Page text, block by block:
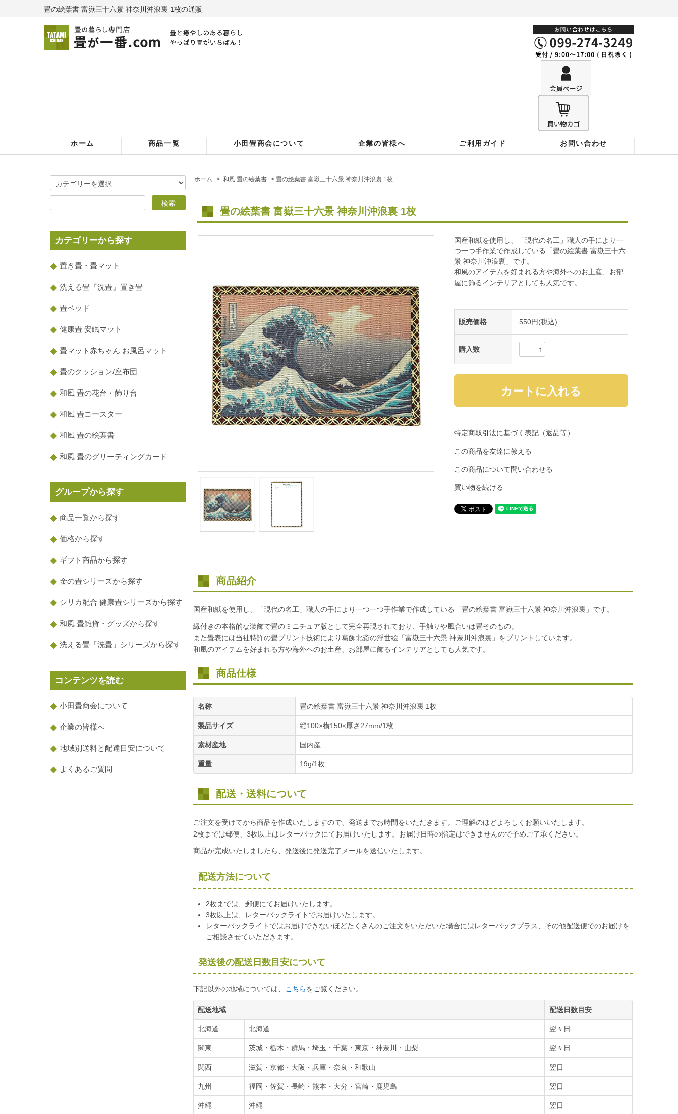
畳の絵葉書 富嶽三十六景 神奈川沖浪裏 1枚の通販
ホーム 商品一覧 小田畳商会について 企業の皆様へ ご利用ガイド お問い合わせ
ホーム > 和風 畳の絵葉書 > 畳の絵葉書 富嶽三十六景 神奈川沖浪裏 1枚
畳の絵葉書 富嶽三十六景 神奈川沖浪裏 1枚
国産和紙を使用し、「現代の名工」職人の手により一
つ一つ手作業で作成している「畳の絵葉書 富嶽三十六
景 神奈川沖浪裏」です。
和風のアイテムを好まれる方や海外へのお土産、お部
屋に飾るインテリアとしても人気です。
販売価格 550円(税込)
購入数
特定商取引法に基づく表記（返品等）
この商品を友達に教える
この商品について問い合わせる
買い物を続ける
商品紹介
国産和紙を使用し、「現代の名工」職人の手により一つ一つ手作業で作成している「畳の絵葉書 富嶽三十六景 神奈川沖浪裏」です。
縁付きの本格的な装飾で畳のミニチュア版として完全再現されており、手触りや風合いは畳そのもの。
また畳表には当社特許の畳プリント技術により葛飾北斎の浮世絵「富嶽三十六景 神奈川沖浪裏」をプリントしています。
和風のアイテムを好まれる方や海外へのお土産、お部屋に飾るインテリアとしても人気です。
商品仕様
名称 畳の絵葉書 富嶽三十六景 神奈川沖浪裏 1枚
製品サイズ 縦100×横150×厚さ27mm/1枚
素材産地 国内産
重量 19g/1枚
配送・送料について
ご注文を受けてから商品を作成いたしますので、発送までお時間をいただきます。ご理解のほどよろしくお願いいたします。
2枚までは郵便、3枚以上はレターパックにてお届けいたします。お届け日時の指定はできませんので予めご了承ください。
商品が完成いたしましたら、発送後に発送完了メールを送信いたします。
配送方法について
2枚までは、郵便にてお届けいたします。
3枚以上は、レターパックライトでお届けいたします。
レターパックライトではお届けできないほどたくさんのご注文をいただいた場合にはレターパックプラス、その他配送便でのお届けを
ご相談させていただきます。
発送後の配送日数目安について
下記以外の地域については、 こちらをご覧ください。
配送地域 配送日数目安
北海道 北海道 翌々日
関東 茨城・ 栃木 ・ 群馬・ 埼玉 ・ 千葉・ 東京・ 神奈川 ・ 山梨 翌々日
関西 滋賀 ・ 京都・ 大阪 ・ 兵庫・ 奈良 ・ 和歌山 翌日
九州 福岡 ・ 佐賀 ・ 長崎・ 熊本 ・ 大分・ 宮崎・ 鹿児島 翌日
沖縄 沖縄 翌日
カテゴリーから探す
置き畳・畳マット
洗える畳『洗畳』置き畳
畳ベッド
健康畳 安眠マット
畳マット赤ちゃん お風呂マット
畳のクッション/座布団
和風 畳の花台・飾り台
和風 畳コースター
和風 畳の絵葉書
和風 畳のグリーティングカード
グループから探す
商品一覧から探す
価格から探す
ギフト商品から探す
金の畳シリーズから探す
シリカ配合 健康畳シリーズから探す
和風 畳雑貨・グッズから探す
洗える畳「洗畳」シリーズから探す
コンテンツを読む
小田畳商会について
企業の皆様へ
地域別送料と配達目安について
よくあるご質問